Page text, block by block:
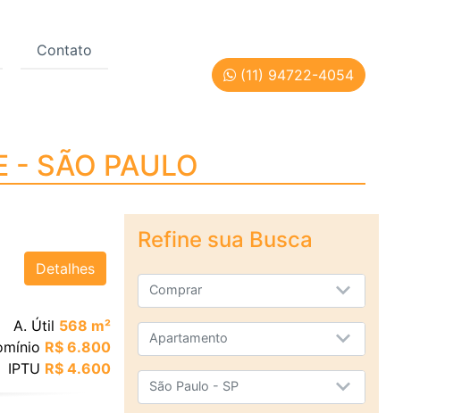
Contato
(11) 94722-4054
- SÃO PAULO
- SÃO PAULO
Detalhes
A. Útil 568 m²
R$ 6.800
IPTU R$ 4.600
Refine sua Busca
Comprar
Apartamento
São Paulo - SP